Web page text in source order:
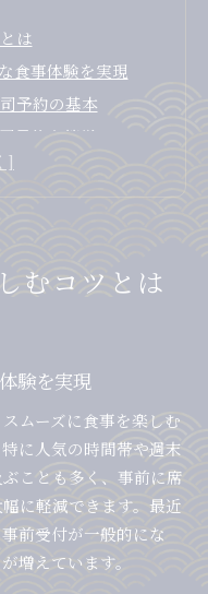
は
食事体験を実現
予約の基本
予約を簡単に
司予約術
大幅に短縮
時間を減らす方法
インサービス活用術
雑を上手に回避
司活用術
上手に使うポイント
を持ち帰る方法
間を有効活用
帰り予約が便利
むコツとは
験を実現
ムーズに食事を楽しむ
に人気の時間帯や週末
ことも多く、事前に席
に軽減できます。最近
前受付が一般的にな
増えています。